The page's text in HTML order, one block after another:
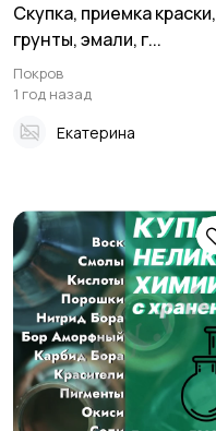
Скупка, приемка краски,
грунты, эмали, г...
Покров
1 год назад
Екатерина